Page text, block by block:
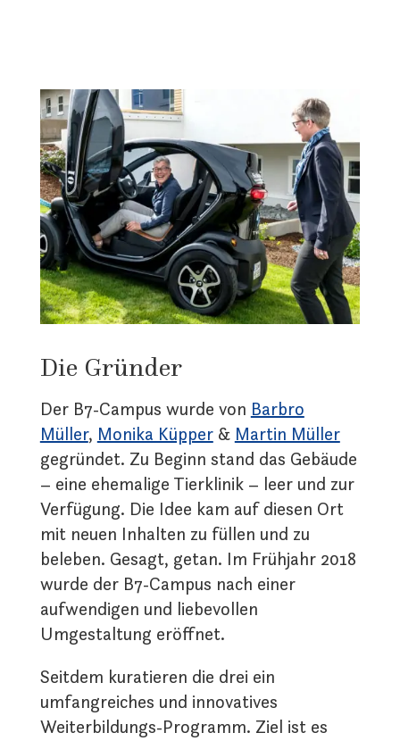
Die Gründer
Der B7-Campus wurde von Barbro
Müller, Monika Küpper& Martin Müller
gegründet. Zu Beginn stand das Gebäude
– eine ehemalige Tierklinik – leer und zur
Verfügung. Die Idee kam auf diesen Ort
mit neuen Inhalten zu füllen und zu
beleben. Gesagt, getan. Im Frühjahr 2018
wurde der B7-Campus nach einer
aufwendigen und liebevollen
Umgestaltung eröffnet.
Seitdem kuratieren die drei ein
umfangreiches und innovatives
Weiterbildungs-Programm. Ziel ist es